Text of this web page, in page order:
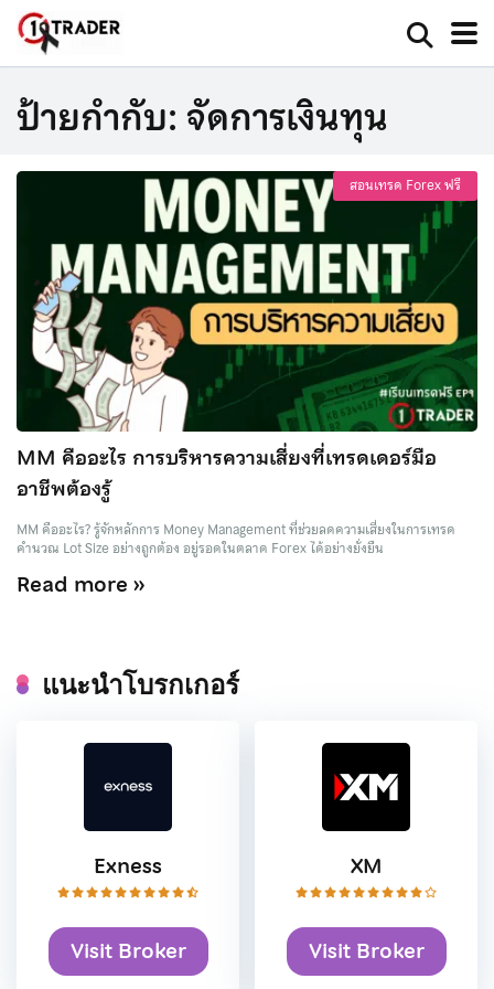
ป้ายกำกับ: จัดการเงินทุน
สอนเทรด Forex ฟรี
MM คืออะไร การบริหารความเสี่ยงที่เทรดเดอร์มือ
อาชีพต้องรู้
MM คืออะไร? รู้จักหลักการ Money Management ที่ช่วยลดความเสี่ยงในการเทรด
คำนวณ Lot Size อย่างถูกต้อง อยู่รอดในตลาด Forex ได้อย่างยั่งยืน
Read more »
แนะนำโบรกเกอร์
Exness
Visit Broker
XM
Visit Broker